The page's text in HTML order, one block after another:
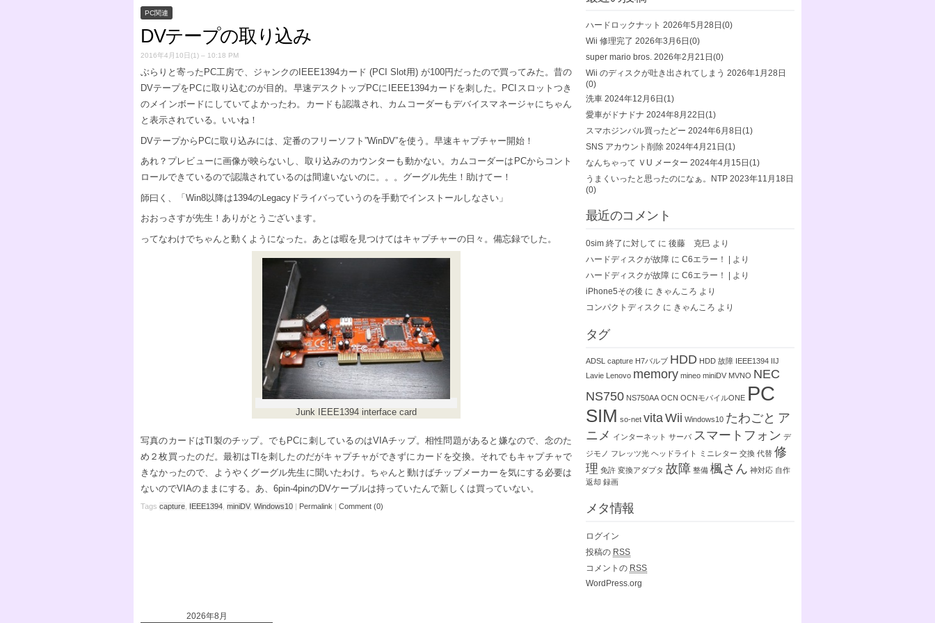
PC関連
DVテープの取り込み
2016年4月10日(1) – 10:18 PM
ぶらりと寄ったPC工房で、ジャンクのIEEE1394カード (PCI Slot用) が100円だったので買ってみた。昔の
DVテープをPCに取り込むのが目的。早速デスクトップPCにIEEE1394カードを刺した。PCIスロットつき
のメインボードにしていてよかったわ。カードも認識され、カムコーダーもデバイスマネージャにちゃん
と表示されている。いいね！
DVテープからPCに取り込みには、定番のフリーソフト”WinDV”を使う。早速キャプチャー開始！
あれ？プレビューに画像が映らないし、取り込みのカウンターも動かない。カムコーダーはPCからコント
ロールできているので認識されているのは間違いないのに。。。グーグル先生！助けてー！
師曰く、「Win8以降は1394のLegacyドライバっていうのを手動でインストールしなさい」
おおっさすが先生！ありがとうございます。
ってなわけでちゃんと動くようになった。あとは暇を見つけてはキャプチャーの日々。備忘録でした。
Junk IEEE1394 interface card
写真のカードはTI製のチップ。でもPCに刺しているのはVIAチップ。相性問題があると嫌なので、念のた
め２枚買ったのだ。最初はTIを刺したのだがキャプチャができずにカードを交換。それでもキャプチャで
きなかったので、ようやくグーグル先生に聞いたわけ。ちゃんと動けばチップメーカーを気にする必要は
ないのでVIAのままにする。あ、6pin-4pinのDVケーブルは持っていたんで新しくは買っていない。
Tags capture IEEE1394 miniDV, Windows10 | Permalink | Comment (0)
ハードロックナット 2026年5月28日(0)
Wii 修理完了 2026年3月6日(0)
super mario bros. 2026年2月21日(0)
Wii のディスクが吐き出されてしまう 2026年1月28日
(0)
洗車 2024年12月6日(1)
愛車がドナドナ 2024年8月22日(1)
スマホジンバル買ったどー 2024年6月8日(1)
SNS アカウント削除 2024年4月21日(1)
なんちゃって ＶU メーター 2024年4月15日(1)
うまくいったと思ったのになぁ。NTP 2023年11月18日
(0)
最近のコメント
0sim 終了に対して に 後藤 克巳 より
ハードディスクが故障 に C6エラー！ |
より
ハードディスクが故障 に C6エラー！ |
より
iPhone5その後 に きゃんころ より
コンパクトディスク に きゃんころ より
タグ
ADSL capture H7バルブ HDD HDD 故障 IEEE1394 IIJ
Lavie Lenovo memory mineo miniDV MVNO NEC
NS750 NS750AA OCN OCNモバイルONE PC
SIM so-net vitaWii Windows10 たわごと ア
ニメ インターネット サーバ スマートフォン デ
ジモノ フレッツ光 ヘッドライト ミニレター 交換 代替 修
理 免許 変換アダプタ 故障 整備 楓さん 神対応 自作
返却 録画
メタ情報
ログイン
投稿の RSS
コメントの RSS
WordPress.org
2026年8月